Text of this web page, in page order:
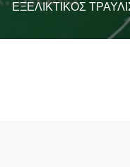
ΕΞΕΛΙΚΤΙΚΟΣ